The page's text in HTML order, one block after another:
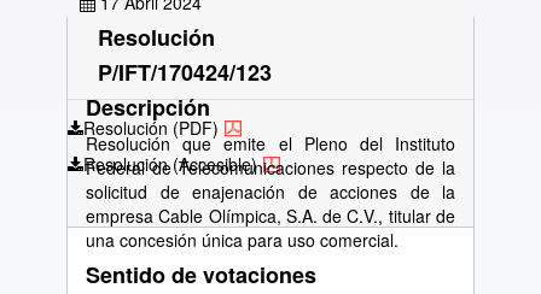
Resolución (PDF)
Resolución (Accesible)
Resolución
P/IFT/170424/123
Descripción
Resolución que emite el Pleno del Instituto
Federal de Telecomunicaciones respecto de la
solicitud de enajenación de acciones de la
empresa Cable Olímpica, S.A. de C.V., titular de
una concesión única para uso comercial.
Sentido de votaciones